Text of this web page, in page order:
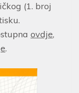
(1. broj
ovdje,
.